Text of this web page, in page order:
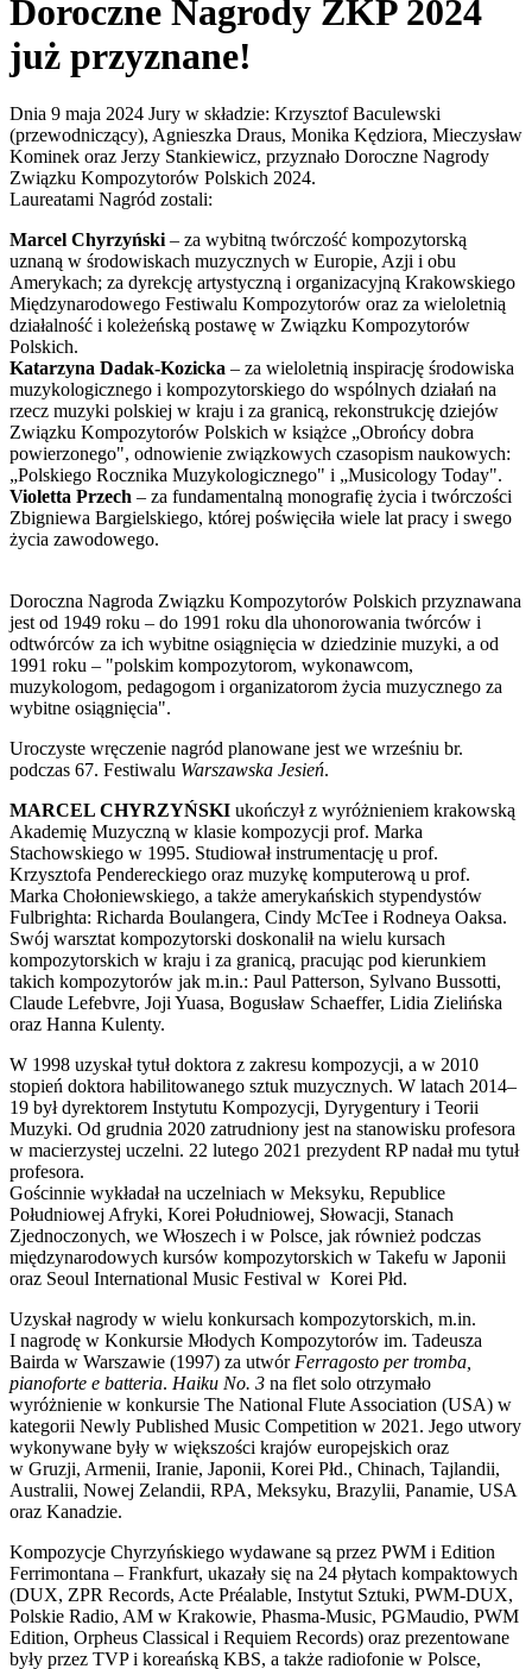
Doroczne Nagrody ZKP 2024
już przyznane!
Dnia 9 maja 2024 Jury w składzie: Krzysztof Baculewski
(przewodniczący), Agnieszka Draus, Monika Kędziora, Mieczysław
Kominek oraz Jerzy Stankiewicz, przyznało Doroczne Nagrody
Związku Kompozytorów Polskich 2024.
Laureatami Nagród zostali:
Marcel Chyrzyński – za wybitną twórczość kompozytorską
uznaną w środowiskach muzycznych w Europie, Azji i obu
Amerykach; za dyrekcję artystyczną i organizacyjną Krakowskiego
Międzynarodowego Festiwalu Kompozytorów oraz za wieloletnią
działalność i koleżeńską postawę w Związku Kompozytorów
Polskich.
Katarzyna Dadak-Kozicka – za wieloletnią inspirację środowiska
muzykologicznego i kompozytorskiego do wspólnych działań na
rzecz muzyki polskiej w kraju i za granicą, rekonstrukcję dziejów
Związku Kompozytorów Polskich w książce „Obrońcy dobra
powierzonego", odnowienie związkowych czasopism naukowych:
„Polskiego Rocznika Muzykologicznego" i „Musicology Today".
Violetta Przech – za fundamentalną monografię życia i twórczości
Zbigniewa Bargielskiego, której poświęciła wiele lat pracy i swego
życia zawodowego.
Doroczna Nagroda Związku Kompozytorów Polskich przyznawana
jest od 1949 roku – do 1991 roku dla uhonorowania twórców i
odtwórców za ich wybitne osiągnięcia w dziedzinie muzyki, a od
1991 roku – "polskim kompozytorom, wykonawcom,
muzykologom, pedagogom i organizatorom życia muzycznego za
wybitne osiągnięcia".
Uroczyste wręczenie nagród planowane jest we wrześniu br.
podczas 67. Festiwalu Warszawska Jesień.
MARCEL CHYRZYŃSKI ukończył z wyróżnieniem krakowską
Akademię Muzyczną w klasie kompozycji prof. Marka
Stachowskiego w 1995. Studiował instrumentację u prof.
Krzysztofa Pendereckiego oraz muzykę komputerową u prof.
Marka Chołoniewskiego, a także amerykańskich stypendystów
Fulbrighta: Richarda Boulangera, Cindy McTee i Rodneya Oaksa.
Swój warsztat kompozytorski doskonalił na wielu kursach
kompozytorskich w kraju i za granicą, pracując pod kierunkiem
takich kompozytorów jak m.in.: Paul Patterson, Sylvano Bussotti,
Claude Lefebvre, Joji Yuasa, Bogusław Schaeffer, Lidia Zielińska
oraz Hanna Kulenty.
W 1998 uzyskał tytuł doktora z zakresu kompozycji, a w 2010
stopień doktora habilitowanego sztuk muzycznych. W latach 2014–
19 był dyrektorem Instytutu Kompozycji, Dyrygentury i Teorii
Muzyki. Od grudnia 2020 zatrudniony jest na stanowisku profesora
w macierzystej uczelni. 22 lutego 2021 prezydent RP nadał mu tytuł
profesora.
Gościnnie wykładał na uczelniach w Meksyku, Republice
Południowej Afryki, Korei Południowej, Słowacji, Stanach
Zjednoczonych, we Włoszech i w Polsce, jak również podczas
międzynarodowych kursów kompozytorskich w Takefu w Japonii
oraz Seoul International Music Festival w Korei Płd.
Uzyskał nagrody w wielu konkursach kompozytorskich, m.in.
I nagrodę w Konkursie Młodych Kompozytorów im. Tadeusza
Bairda w Warszawie (1997) za utwór Ferragosto per tromba,
pianoforte e batteria. Haiku No. 3 na flet solo otrzymało
wyróżnienie w konkursie The National Flute Association (USA) w
kategorii Newly Published Music Competition w 2021. Jego utwory
wykonywane były w większości krajów europejskich oraz
w Gruzji, Armenii, Iranie, Japonii, Korei Płd., Chinach, Tajlandii,
Australii, Nowej Zelandii, RPA, Meksyku, Brazylii, Panamie, USA
oraz Kanadzie.
Kompozycje Chyrzyńskiego wydawane są przez PWM i Edition
Ferrimontana – Frankfurt, ukazały się na 24 płytach kompaktowych
(DUX, ZPR Records, Acte Préalable, Instytut Sztuki, PWM-DUX,
Polskie Radio, AM w Krakowie, Phasma-Music, PGMaudio, PWM
Edition, Orpheus Classical i Requiem Records) oraz prezentowane
były przez TVP i koreańską KBS, a także radiofonie w Polsce,